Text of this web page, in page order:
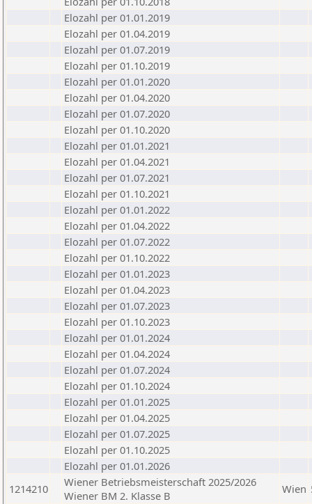
Elozahl per 01.01.2019
Elozahl per 01.04.2019
Elozahl per 01.07.2019
Elozahl per 01.10.2019
Elozahl per 01.01.2020
Elozahl per 01.04.2020
Elozahl per 01.07.2020
Elozahl per 01.10.2020
Elozahl per 01.01.2021
Elozahl per 01.04.2021
Elozahl per 01.07.2021
Elozahl per 01.10.2021
Elozahl per 01.01.2022
Elozahl per 01.04.2022
Elozahl per 01.07.2022
Elozahl per 01.10.2022
Elozahl per 01.01.2023
Elozahl per 01.04.2023
Elozahl per 01.07.2023
Elozahl per 01.10.2023
Elozahl per 01.01.2024
Elozahl per 01.04.2024
Elozahl per 01.07.2024
Elozahl per 01.10.2024
Elozahl per 01.01.2025
Elozahl per 01.04.2025
Elozahl per 01.07.2025
Elozahl per 01.10.2025
Elozahl per 01.01.2026
1214210
Wiener Betriebsmeisterschaft 2025/2026
Wiener BM 2. Klasse B
Wien